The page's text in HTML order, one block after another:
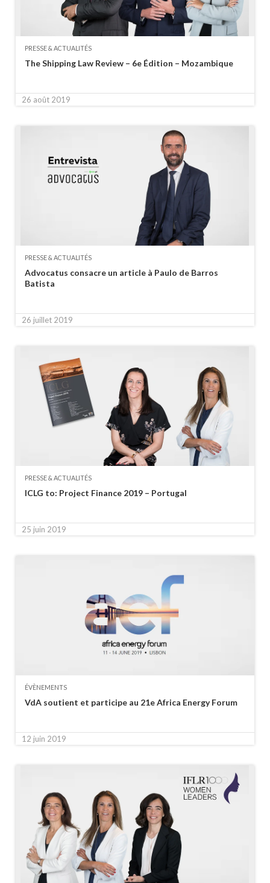
PRESSE & ACTUALITÉS
The Shipping Law Review – 6e Édition – Mozambique
26 août 2019
PRESSE & ACTUALITÉS
Advocatus consacre un article à Paulo de Barros
Batista
26 juillet 2019
PRESSE & ACTUALITÉS
ICLG to: Project Finance 2019 – Portugal
25 juin 2019
ÉVÈNEMENTS
VdA soutient et participe au 21e Africa Energy Forum
12 juin 2019